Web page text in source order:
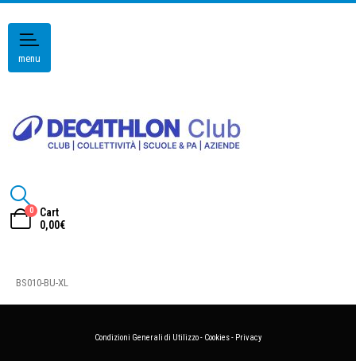
menu
0
Cart
0,00€
BS010-BU-XL
Condizioni Generali di Utilizzo- Cookies- Privacy